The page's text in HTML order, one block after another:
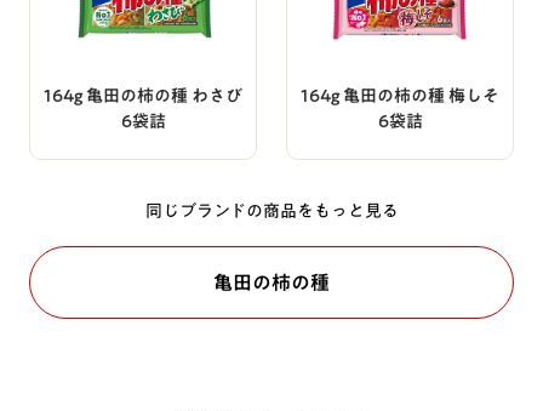
164g 亀田の柿の種 わさび
6袋詰
164g 亀田の柿の種 梅しそ
6袋詰
同じブランドの商品をもっと見る
亀田の柿の種